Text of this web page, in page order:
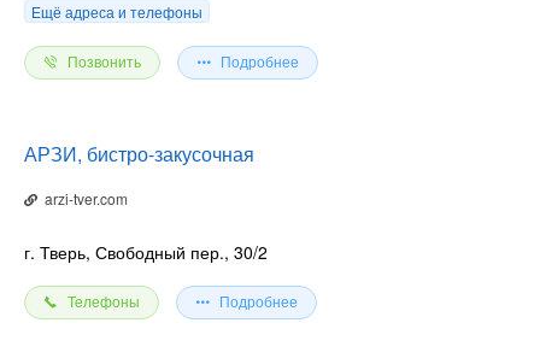
Ещё адреса и телефоны
Позвонить Подробнее
АРЗИ, бистро-закусочная
arzi-tver.com
г. Тверь, Свободный пер., 30/2
Телефоны Подробнее